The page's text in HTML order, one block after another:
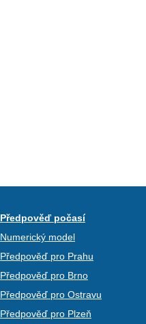
Předpověď počasí
Numerický model
Předpověď pro Prahu
Předpověď pro Brno
Předpověď pro Ostravu
Předpověď pro Plzeň